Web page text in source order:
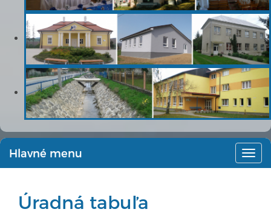
Hlavné menu
Úradná tabuľa